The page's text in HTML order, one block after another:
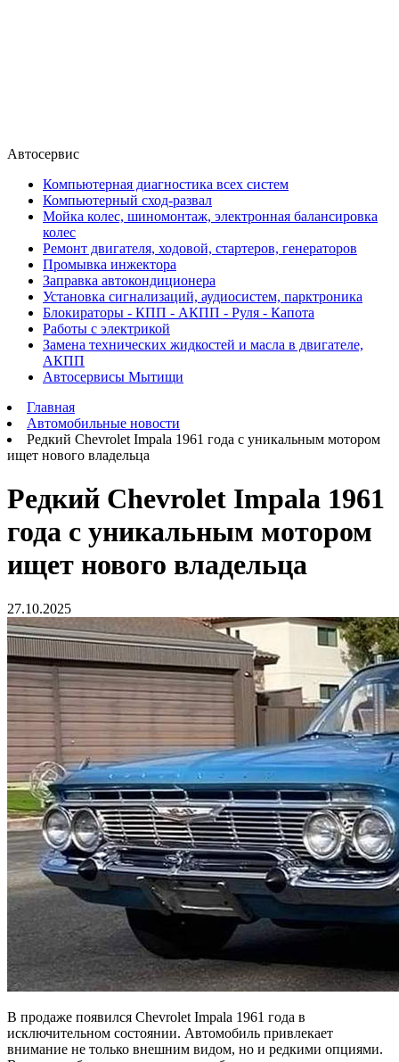
Автосервис
Компьютерная диагностика всех систем
Компьютерный сход-развал
Мойка колес, шиномонтаж, электронная балансировка
колес
Ремонт двигателя, ходовой, стартеров, генераторов
Промывка инжектора
Заправка автокондиционера
Установка сигнализаций, аудиосистем, парктроника
Блокираторы - КПП - АКПП - Руля - Капота
Работы с электрикой
Замена технических жидкостей и масла в двигателе,
АКПП
Автосервисы Мытищи
Главная
Автомобильные новости
Редкий Chevrolet Impala 1961 года с уникальным мотором
ищет нового владельца
Редкий Chevrolet Impala 1961
года с уникальным мотором
ищет нового владельца
27.10.2025
В продаже появился Chevrolet Impala 1961 года в
исключительном состоянии. Автомобиль привлекает
внимание не только внешним видом, но и редкими опциями.